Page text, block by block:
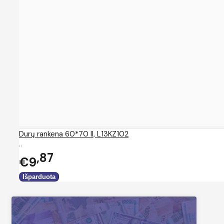
Durų rankena 60*70 II, L13KZ102
..
€9 87